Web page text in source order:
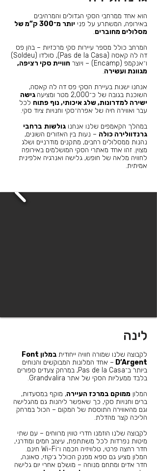
הוא אחד ממרחבי הסקי הגדולים והמרהיבים
באירופה, המשתרע על פני
יותר מ־300 ק”מ של
מסלולים מחוברים.
המרחב כולל מספר עיירות סקי מרכזיות – בהן פס
דה לה קאסה (Pas de la Casa), סולדו (Soldeu)
ו־אנקמפ (Encamp) – ויוצר
חוויית סקי רציפה,
מגוונת ועשירה.
אנחנו ישנות בעיירת הסקי פס דה לה קאסה,
השוכנת בגובה של כ־2,000 מטר ומציעה
גישה
ישירה למדרונות, שלג איכותי, נוף פתוח לכל
עבר ואווירה חיה של אפרה־סקי וחנויות ציוד סקי.
במהלך הקאמפים שלנו אנחנו גולשות ברחבי
גרנדוולירה כולה – נעות בין האזורים השונים,
נהנות ממסלולים רחבים, מתקנים מודרניים ושלג
מצוין. זהו אחד מאתרי הסקי המושלמים באירופה
לחוויה מלאה של חופש, גלישה ואנרגיה אלפינית
אמיתית.
לינה
לקבוצה שלנו שמורה חוויה ייחודית
במלון Font
D’Argent – אחד המלונות המבוקשים והנוחים
ביותר ב־Pas de la Casa, במרחק צעדים ספורים
בלבד ממעליות הסקי של אתר Grandvalira.
המלון ממוקם במרכז העיירה, מוקף במסעדות,
ברים וחנויות סקי, כך שאפשר ליהנות גם מהגלישה
וגם מהאווירה התוססת של המקום – הכול במרחק
הליכה קצר מהדלת.
לקבוצה שלנו הוזמנו חדרי טווין מרווחים – עם שתי
מיטות נפרדות לכל משתתפת, עיצוב חמים ומודרני,
חדר רחצה פרטי, טלוויזיה חכמה ו־Wi-Fi חינם.
המלון מציע גם ספא מפנק הכולל ג׳קוזי, סאונה,
חדר אדים ומתחם מנוחה – מושלם אחרי יום גלישה